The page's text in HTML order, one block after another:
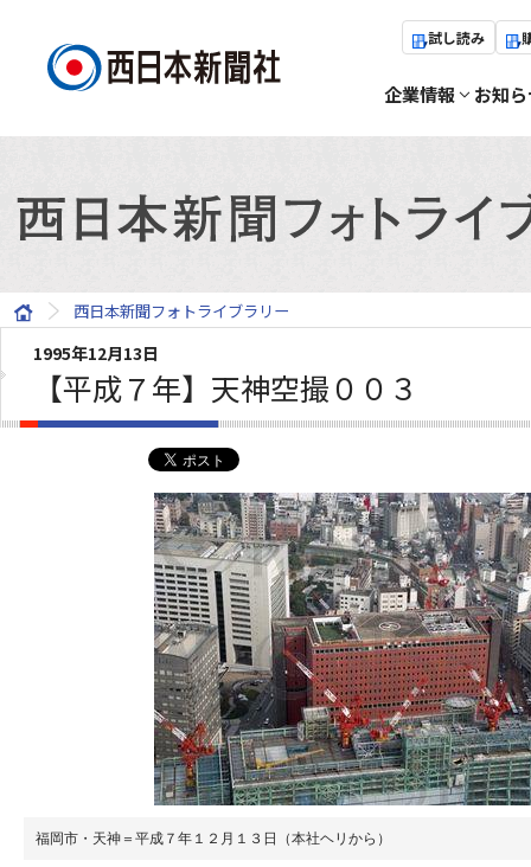
試し読み
企業情報 お知
西日本新聞フォトライブラリー
1995年12月13日
【平成７年】天神空撮００３
福岡市・天神＝平成７年１２月１３日（本社ヘリから）